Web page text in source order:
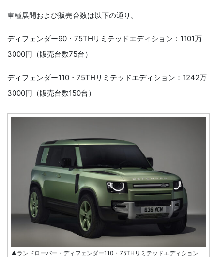
車種展開および販売台数は以下の通り。
ディフェンダー90・75THリミテッドエディション：1101万
3000円（販売台数75台）
ディフェンダー110・75THリミテッドエディション：1242万
3000円（販売台数150台）
▲ランドローバー・ディフェンダー110・75THリミテッドエディション